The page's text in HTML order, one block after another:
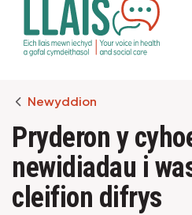
Breadcrumb
Newyddion
Pryderon y
newidiadau i
cleifion difrys